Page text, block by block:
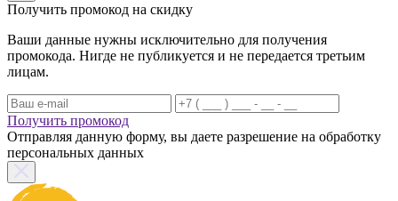
Получить промокод на скидку
Ваши данные нужны исключительно для получения
промокода. Нигде не публикуется и не передается третьим
лицам.
Получить промокод
Отправляя данную форму, вы даете разрешение на обработку
персональных данных